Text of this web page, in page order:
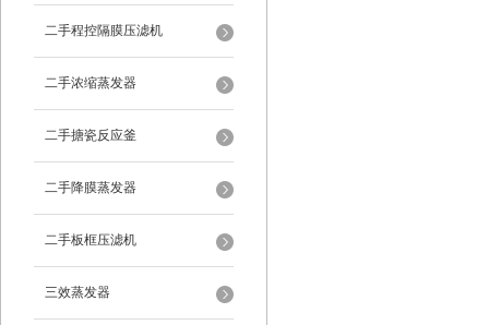
二手程控隔膜压滤机
二手浓缩蒸发器
二手搪瓷反应釜
二手降膜蒸发器
二手板框压滤机
三效蒸发器